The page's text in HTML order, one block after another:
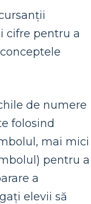
cifre pentru a
de numere
folosind
mai mici
pentru a
a
elevii să